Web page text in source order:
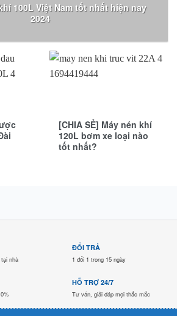
100L Việt Nam tốt nhất hiện nay
2024
[CHIA SẺ] Máy nén khí
120L bơm xe loại nào
tốt nhất?
nhà
ĐỔI TRẢ
1 đổi 1 trong 15 ngày
HỖ TRỢ 24/7
Tư vấn, giải đáp mọi thắc mắc